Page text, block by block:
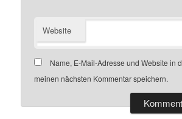
Website
Name, E-Mail-Adresse und Website in
meinen nächsten Kommentar speichern.